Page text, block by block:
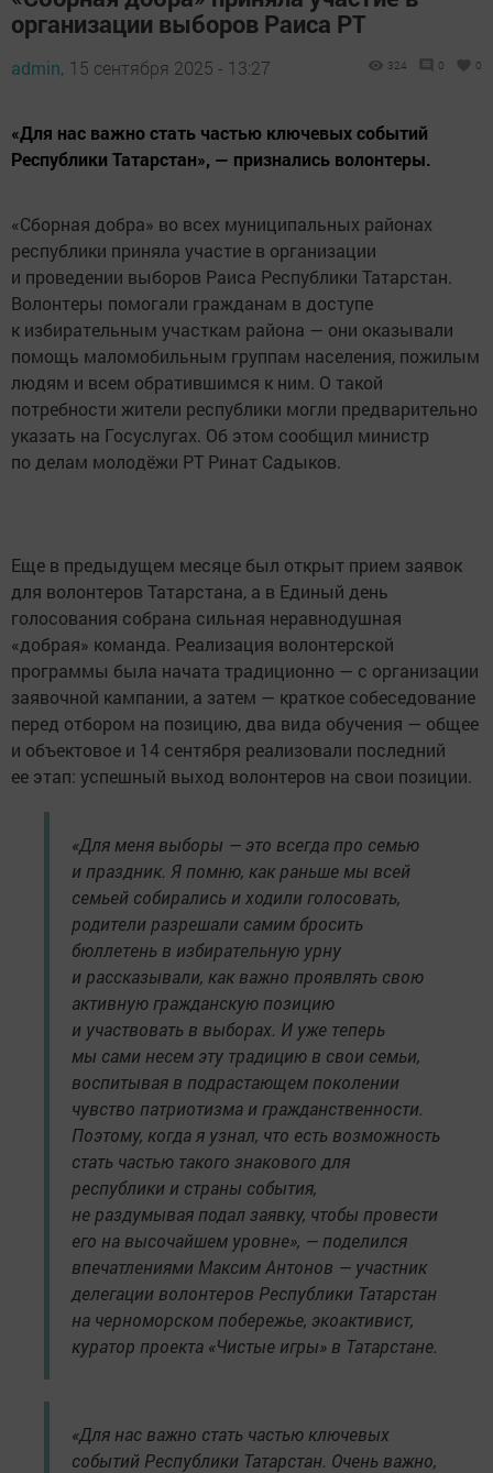
организации выборов Раиса РТ
admin, 15 сентября 2025 - 13:27 324 0 0
«Для нас важно стать частью ключевых событий
Республики Татарстан», — признались волонтеры.
«Сборная добра» во всех муниципальных районах
республики приняла участие в организации
и проведении выборов Раиса Республики Татарстан.
Волонтеры помогали гражданам в доступе
к избирательным участкам района — они оказывали
помощь маломобильным группам населения, пожилым
людям и всем обратившимся к ним. О такой
потребности жители республики могли предварительно
указать на Госуслугах. Об этом сообщил министр
по делам молодёжи РТ Ринат Садыков.
Еще в предыдущем месяце был открыт прием заявок
для волонтеров Татарстана, а в Единый день
голосования собрана сильная неравнодушная
«добрая» команда. Реализация волонтерской
программы была начата традиционно — с организации
заявочной кампании, а затем — краткое собеседование
перед отбором на позицию, два вида обучения — общее
и объектовое и 14 сентября реализовали последний
ее этап: успешный выход волонтеров на свои позиции.
«Для меня выборы — это всегда про семью
и праздник. Я помню, как раньше мы всей
семьей собирались и ходили голосовать,
родители разрешали самим бросить
бюллетень в избирательную урну
и рассказывали, как важно проявлять свою
активную гражданскую позицию
и участвовать в выборах. И уже теперь
мы сами несем эту традицию в свои семьи,
воспитывая в подрастающем поколении
чувство патриотизма и гражданственности.
Поэтому, когда я узнал, что есть возможность
стать частью такого знакового для
республики и страны события,
не раздумывая подал заявку, чтобы провести
его на высочайшем уровне», — поделился
впечатлениями Максим Антонов — участник
делегации волонтеров Республики Татарстан
на черноморском побережье, экоактивист,
куратор проекта «Чистые игры» в Татарстане.
«Для нас важно стать частью ключевых
событий Республики Татарстан. Очень важно,